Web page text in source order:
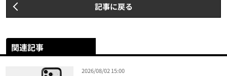
記事に戻る
関連記事
2026/08/02 15:00